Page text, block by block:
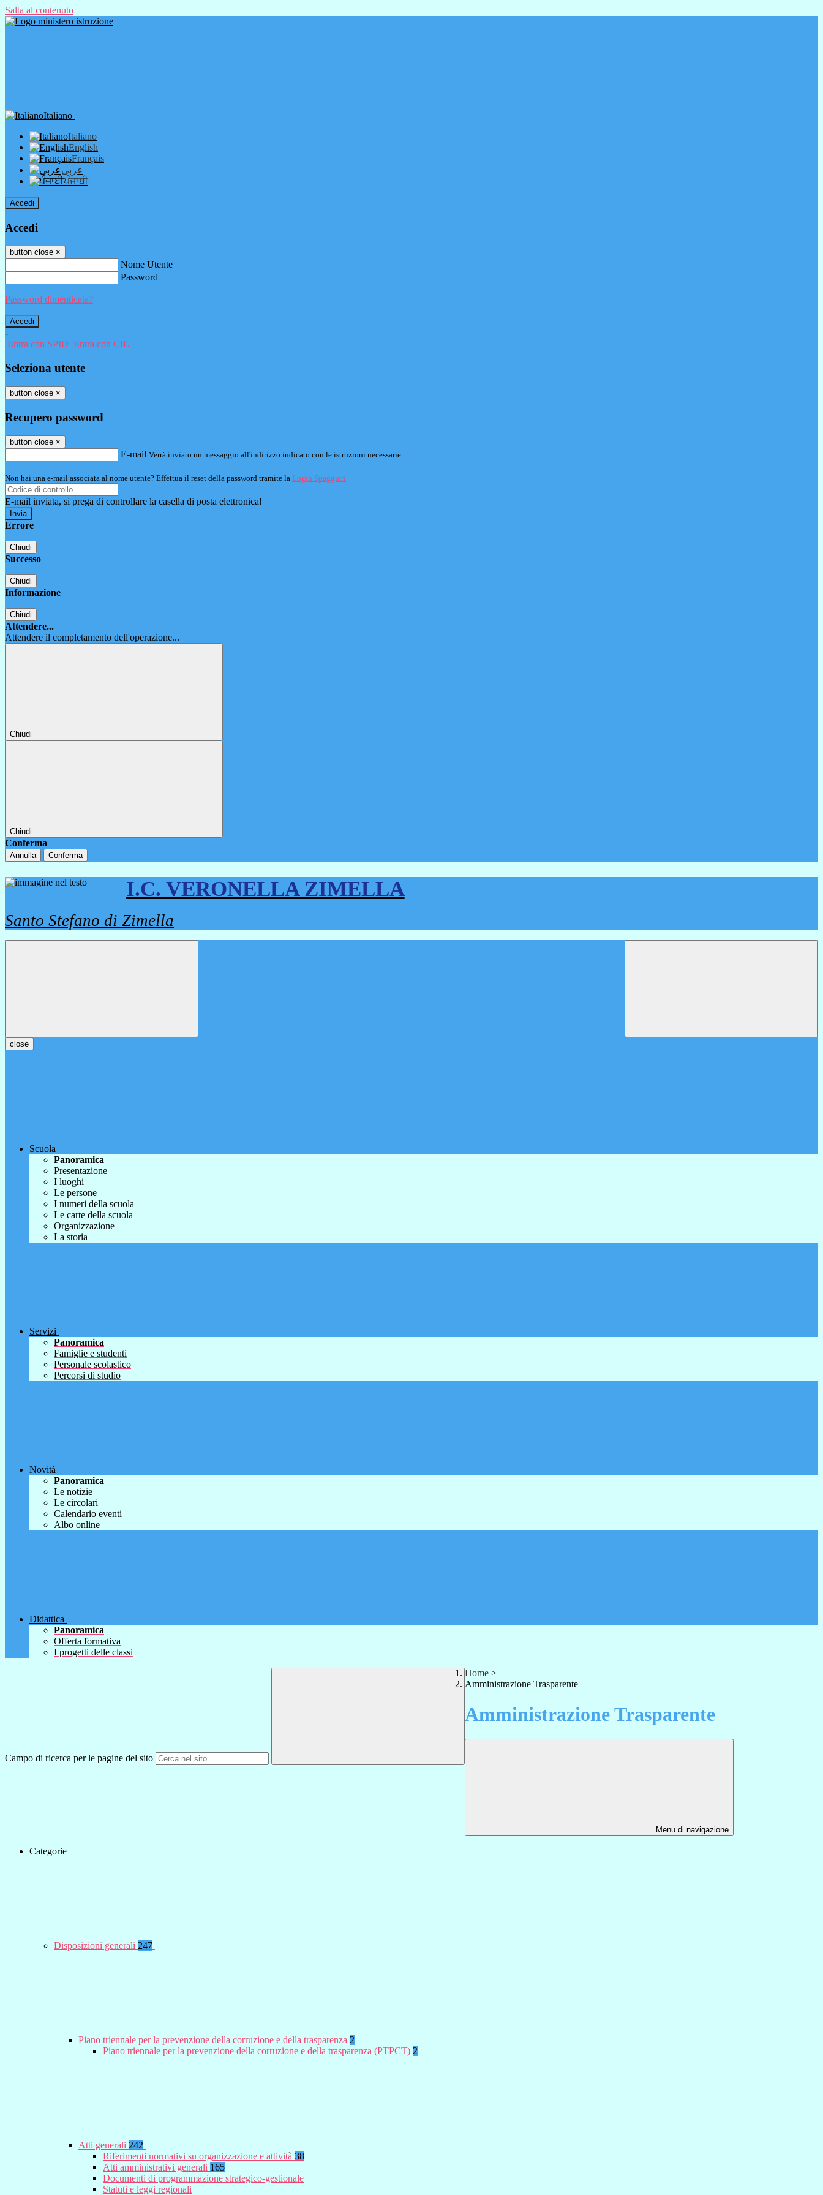
Salta al contenuto
Italiano
Italiano
English
Français
عربى
ਪੰਜਾਬੀ
Accedi
Accedi
button close ×
Nome Utente
Password
Password dimenticata?
-
Entra con SPID Entra con CIE
Seleziona utente
button close ×
Recupero password
button close ×
E-mail Verrà inviato un messaggio all'indirizzo indicato con le istruzioni necessarie.
Non hai una e-mail associata al nome utente? Effettua il reset della password tramite la Login Spaggiari
E-mail inviata, si prega di controllare la casella di posta elettronica!
Errore
Chiudi
Successo
Chiudi
Informazione
Chiudi
Attendere...
Attendere il completamento dell'operazione...
Chiudi
Chiudi
Conferma
Annulla Conferma
I.C. VERONELLA ZIMELLA
Santo Stefano di Zimella
close
Scuola
Panoramica
Presentazione
I luoghi
Le persone
I numeri della scuola
Le carte della scuola
Organizzazione
La storia
Servizi
Panoramica
Famiglie e studenti
Personale scolastico
Percorsi di studio
Novità
Panoramica
Le notizie
Le circolari
Calendario eventi
Albo online
Didattica
Panoramica
Offerta formativa
I progetti delle classi
Campo di ricerca per le pagine del sito
Home >
Amministrazione Trasparente
Amministrazione Trasparente
Menu di navigazione
Categorie
Disposizioni generali 247
Piano triennale per la prevenzione della corruzione e della trasparenza 2
Piano triennale per la prevenzione della corruzione e della trasparenza (PTPCT) 2
Atti generali 242
Riferimenti normativi su organizzazione e attività 38
Atti amministrativi generali 165
Documenti di programmazione strategico-gestionale
Statuti e leggi regionali